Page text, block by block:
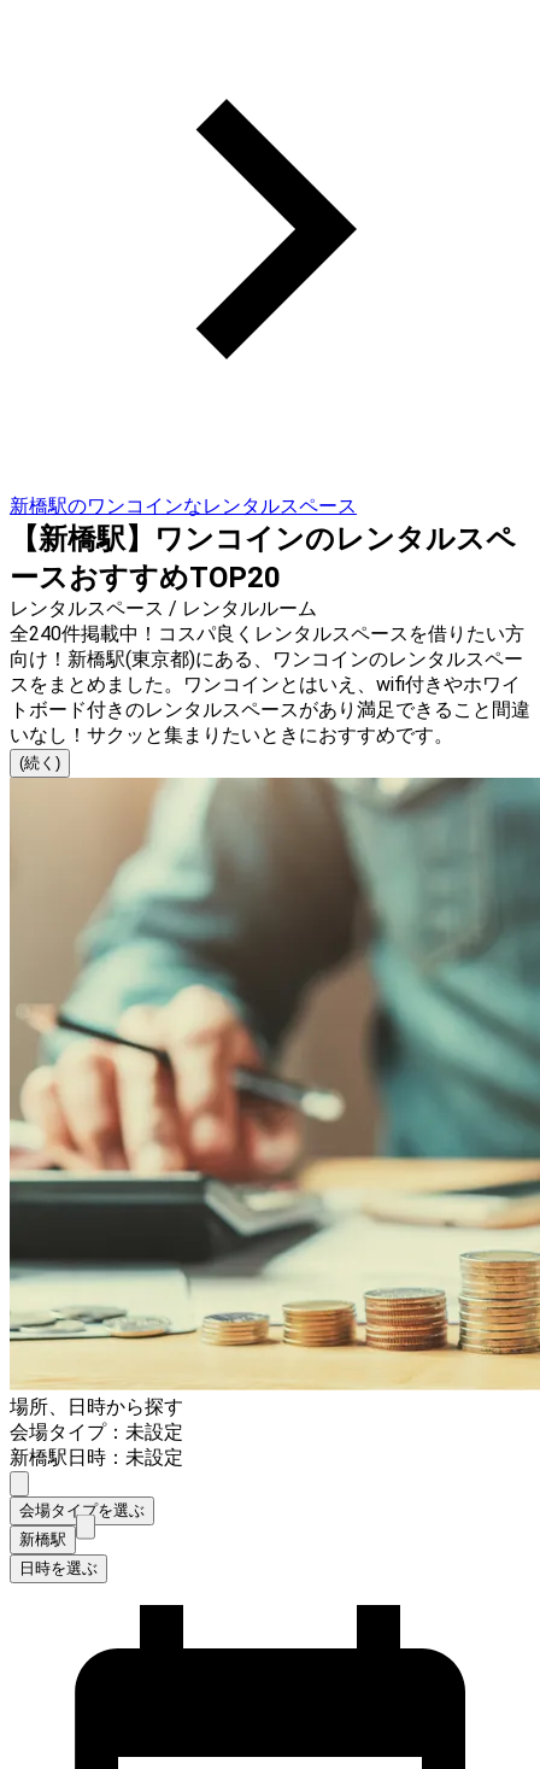
新橋駅のワンコインなレンタルスペース
【新橋駅】ワンコインのレンタルスペ
ースおすすめTOP20
レンタルスペース / レンタルルーム
全240件掲載中！コスパ良くレンタルスペースを借りたい方
向け！新橋駅(東京都)にある、ワンコインのレンタルスペー
スをまとめました。ワンコインとはいえ、wifi付きやホワイ
トボード付きのレンタルスペースがあり満足できること間違
いなし！サクッと集まりたいときにおすすめです。
(続く)
場所、日時から探す
会場タイプ：未設定
新橋駅日時：未設定
会場タイプを選ぶ
新橋駅
日時を選ぶ